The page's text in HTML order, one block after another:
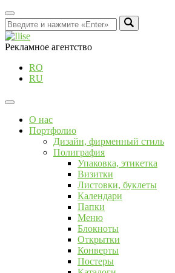
Рекламное агентство
RO
RU
О нас
Портфолио
Дизайн, фирменный стиль
Полиграфия
Упаковка, этикетка
Визитки
Листовки, буклеты
Календари
Папки
Меню
Блокноты
Открытки
Конверты
Постеры